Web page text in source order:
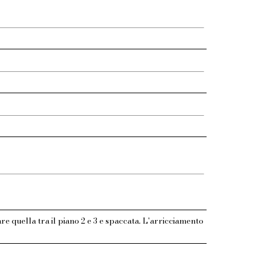
quella tra il piano 2 e 3 e spaccata. L'arricciamento